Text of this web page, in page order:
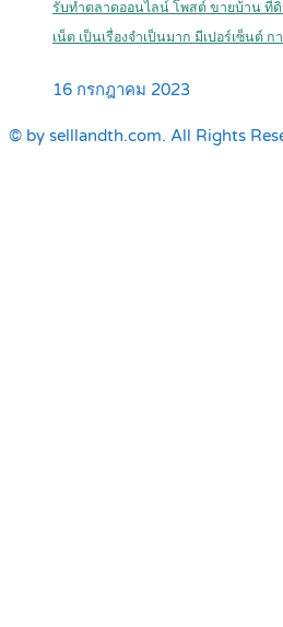
รับทำตลาดออนไลน์ โพสต์ ขายบ้าน ที่
เน็ต เป็นเรื่องจำเป็นมาก มีเปอร์เซ็นต์ ก
16 กรกฎาคม 2023
© by selllandth.com. All Rights